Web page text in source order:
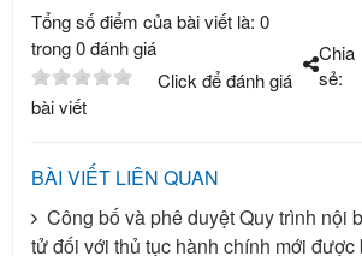
Tổng số điểm của bài viết là: 0
trong 0 đánh giá
Click để đánh giá
bài viết
Chia
sẻ:
BÀI VIẾT LIÊN QUAN
Công bố và phê duyệt Quy trình nội
tử đối với thủ tục hành chính mới được